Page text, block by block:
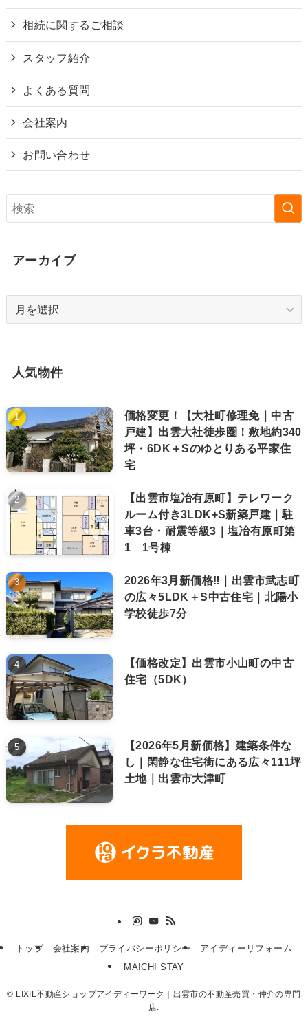
相続に関するご相談
スタッフ紹介
よくある質問
会社案内
お問い合わせ
アーカイブ
ブ人気物件
価格変更！【大社町修理免｜中古
戸建】出雲大社徒歩圏！敷地約340
坪・6DK＋Sのゆとりある平家住
宅
【出雲市塩冶有原町】テレワーク
ルーム付き3LDK+S新築戸建｜駐
車3台・耐震等級3｜塩冶有原町第
1 1号棟
2026年3月新価格‼｜出雲市武志町
の広々5LDK＋S中古住宅｜北陽小
学校徒歩7分
【価格改定】出雲市小山町の中古
住宅（5DK）
【2026年5月新価格】建築条件な
し｜閑静な住宅街にある広々111坪
土地｜出雲市大津町
トップ 会社案内 プライバシーポリシー
アイディーリフォーム
MAICHI STAY
© LIXIL不動産ショップアイディーワーク｜出雲市の不動産売買・仲介の専門
店.